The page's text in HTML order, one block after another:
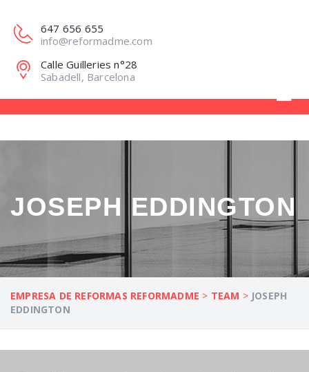
647 656 655
info@reformadme.com
Calle Guilleries n°28
Sabadell, Barcelona
JOSEPH EDDINGTON
EMPRESA DE REFORMAS REFORMADME > TEAM > JOSEPH
EDDINGTON